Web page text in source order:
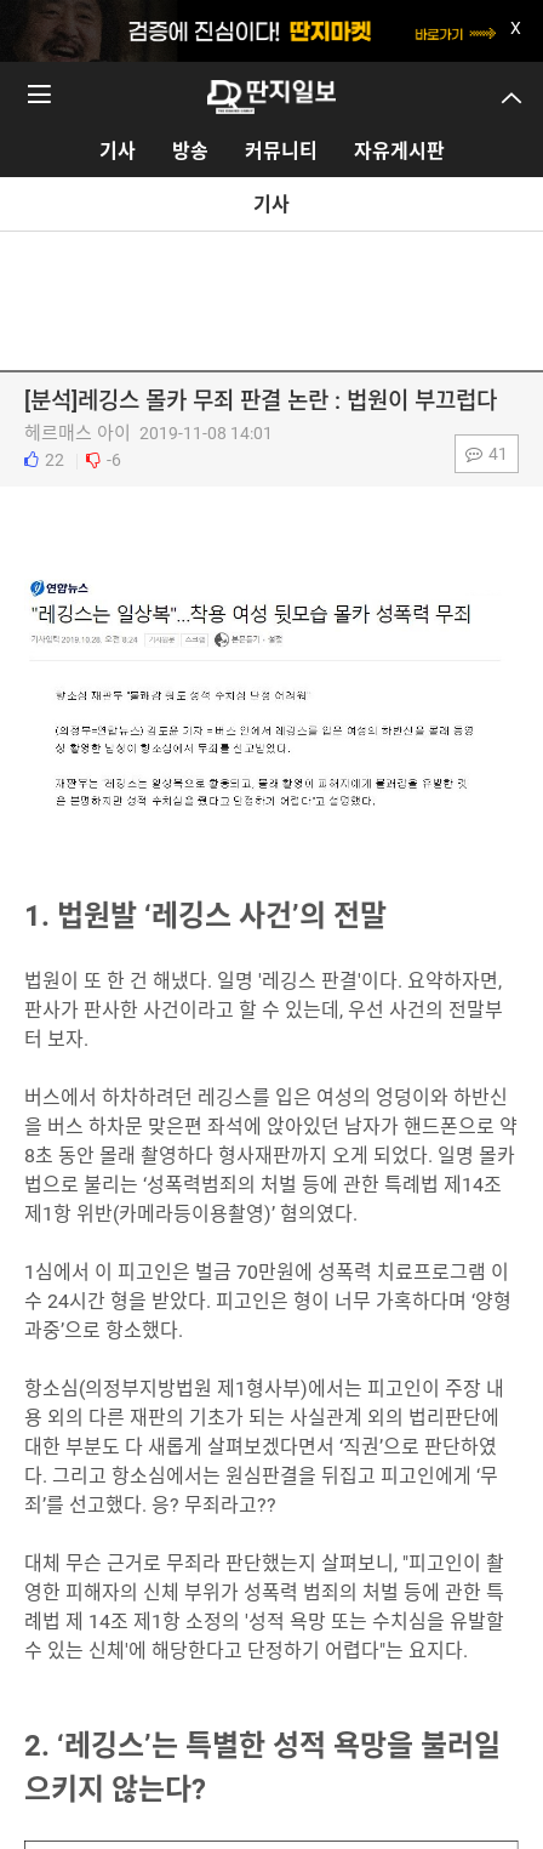
X
기사 방송 커뮤니티 자유게시판
기사
[분석]레깅스 몰카 무죄 판결 논란 : 법원이 부끄럽다
헤르매스 아이
2019-11-08 14:01
22
-6 41
1. 법원발 ‘레깅스 사건’의 전말
법원이 또 한 건 해냈다. 일명 '레깅스 판결'이다. 요약하자면,
판사가 판사한 사건이라고 할 수 있는데, 우선 사건의 전말부
터 보자.
버스에서 하차하려던 레깅스를 입은 여성의 엉덩이와 하반신
을 버스 하차문 맞은편 좌석에 앉아있던 남자가 핸드폰으로 약
8초 동안 몰래 촬영하다 형사재판까지 오게 되었다. 일명 몰카
법으로 불리는 ‘성폭력범죄의 처벌 등에 관한 특례법 제14조
제1항 위반(카메라등이용촬영)’ 혐의였다.
1심에서 이 피고인은 벌금 70만원에 성폭력 치료프로그램 이
수 24시간 형을 받았다. 피고인은 형이 너무 가혹하다며 ‘양형
과중’으로 항소했다.
항소심(의정부지방법원 제1형사부)에서는 피고인이 주장 내
용 외의 다른 재판의 기초가 되는 사실관계 외의 법리판단에
대한 부분도 다 새롭게 살펴보겠다면서 ‘직권’으로 판단하였
다. 그리고 항소심에서는 원심판결을 뒤집고 피고인에게 ‘무
죄’를 선고했다. 응? 무죄라고??
대체 무슨 근거로 무죄라 판단했는지 살펴보니, "피고인이 촬
영한 피해자의 신체 부위가 성폭력 범죄의 처벌 등에 관한 특
례법 제 14조 제1항 소정의 '성적 욕망 또는 수치심을 유발할
수 있는 신체'에 해당한다고 단정하기 어렵다"는 요지다.
2. ‘레깅스’는 특별한 성적 욕망을 불러일
으키지 않는다?